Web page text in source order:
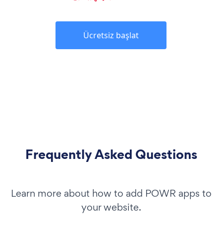
Ücretsiz başlat
Frequently Asked Questions
Learn more about how to add POWR apps to
your website.